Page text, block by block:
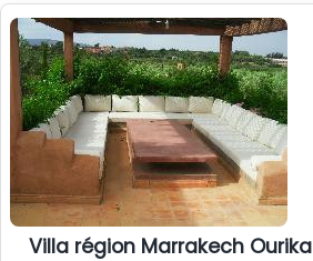
Villa région Marrakech Ourika